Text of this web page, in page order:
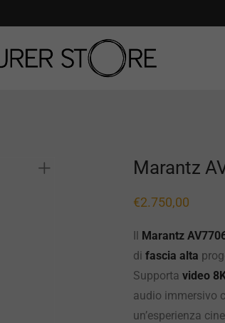
Marantz
€2.750,00
Il Marantz
di fascia alta
Supporta video
audio immersivo
un’esperienza